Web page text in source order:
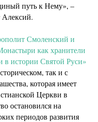
путь к Нему», –
Алексий.
Смоленский и
как хранители
в истории Святой Руси»
так и с
которая имеет
Церкви в
остановился на
периодов развития